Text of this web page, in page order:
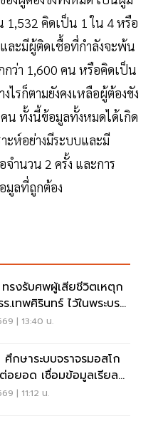
คิดเป็น 1 ใน 4 หรือ
ละมีผู้ติดเชื้อที่กำลังจะพ้น
กว่า 1,600 คน หรือคิดเป็น
ไรก็ตามยังคงเหลือผู้ต้องขัง
น ทั้งนี้ข้อมูลทั้งหมดได้เกิด
ะห์อย่างมีระบบและมี
จำนวน 2 ครั้ง และการ
มูลที่ถูกต้อง
รงรับศพผู้เสียชีวิตเหตุก
.เทพศิรินทร์ ไว้ในพระบรม
าะห์| 13:40 น.
กษาระบบจราจรมอสโก
อยอด เชื่อมข้อมูลเรียล
ถติด
| 11:12 น.